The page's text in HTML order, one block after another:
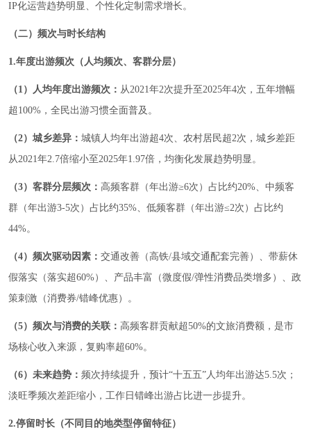
IP化运营趋势明显、个性化定制需求增长。
（二）频次与时长结构
1.年度出游频次（人均频次、客群分层）
（1）人均年度出游频次： 从2021年2次提升至2025年4次，五年增幅
超100%，全民出游习惯全面普及。
（2）城乡差异： 城镇人均年出游超4次、农村居民超2次，城乡差距
从2021年2.7倍缩小至2025年1.97倍，均衡化发展趋势明显。
（3）客群分层频次： 高频客群（年出游≥6次）占比约20%、中频客
群（年出游3-5次）占比约35%、低频客群（年出游≤2次）占比约
44%。
（4）频次驱动因素： 交通改善（高铁/县域交通配套完善）、带薪休
假落实（落实超60%）、产品丰富（微度假/弹性消费品类增多）、政
策刺激（消费券/错峰优惠）。
（5）频次与消费的关联： 高频客群贡献超50%的文旅消费额，是市
场核心收入来源，复购率超60%。
（6）未来趋势： 频次持续提升，预计“十五五”人均年出游达5.5次；
淡旺季频次差距缩小，工作日错峰出游占比进一步提升。
2.停留时长（不同目的地类型停留特征）